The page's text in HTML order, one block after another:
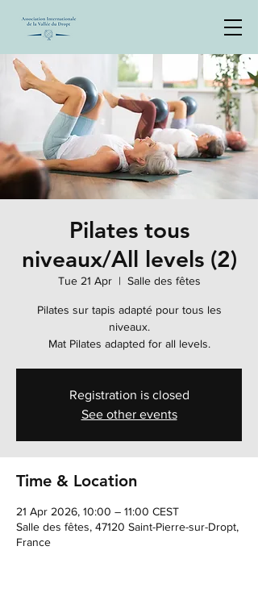
Pilates tous
niveaux/All levels (2)
Tue 21 Apr
  |
Salle des fêtes
Pilates sur tapis adapté pour tous les
niveaux.
Mat Pilates adapted for all levels.
Registration is closed
See other events
Time & Location
21 Apr 2026, 10:00 – 11:00 CEST
Salle des fêtes, 47120 Saint-Pierre-sur-Dropt,
France